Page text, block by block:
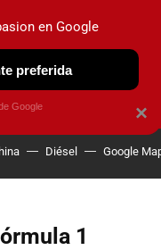
OBSERVATORIO
Diésel Google
1
×
en Google
preferida
Google